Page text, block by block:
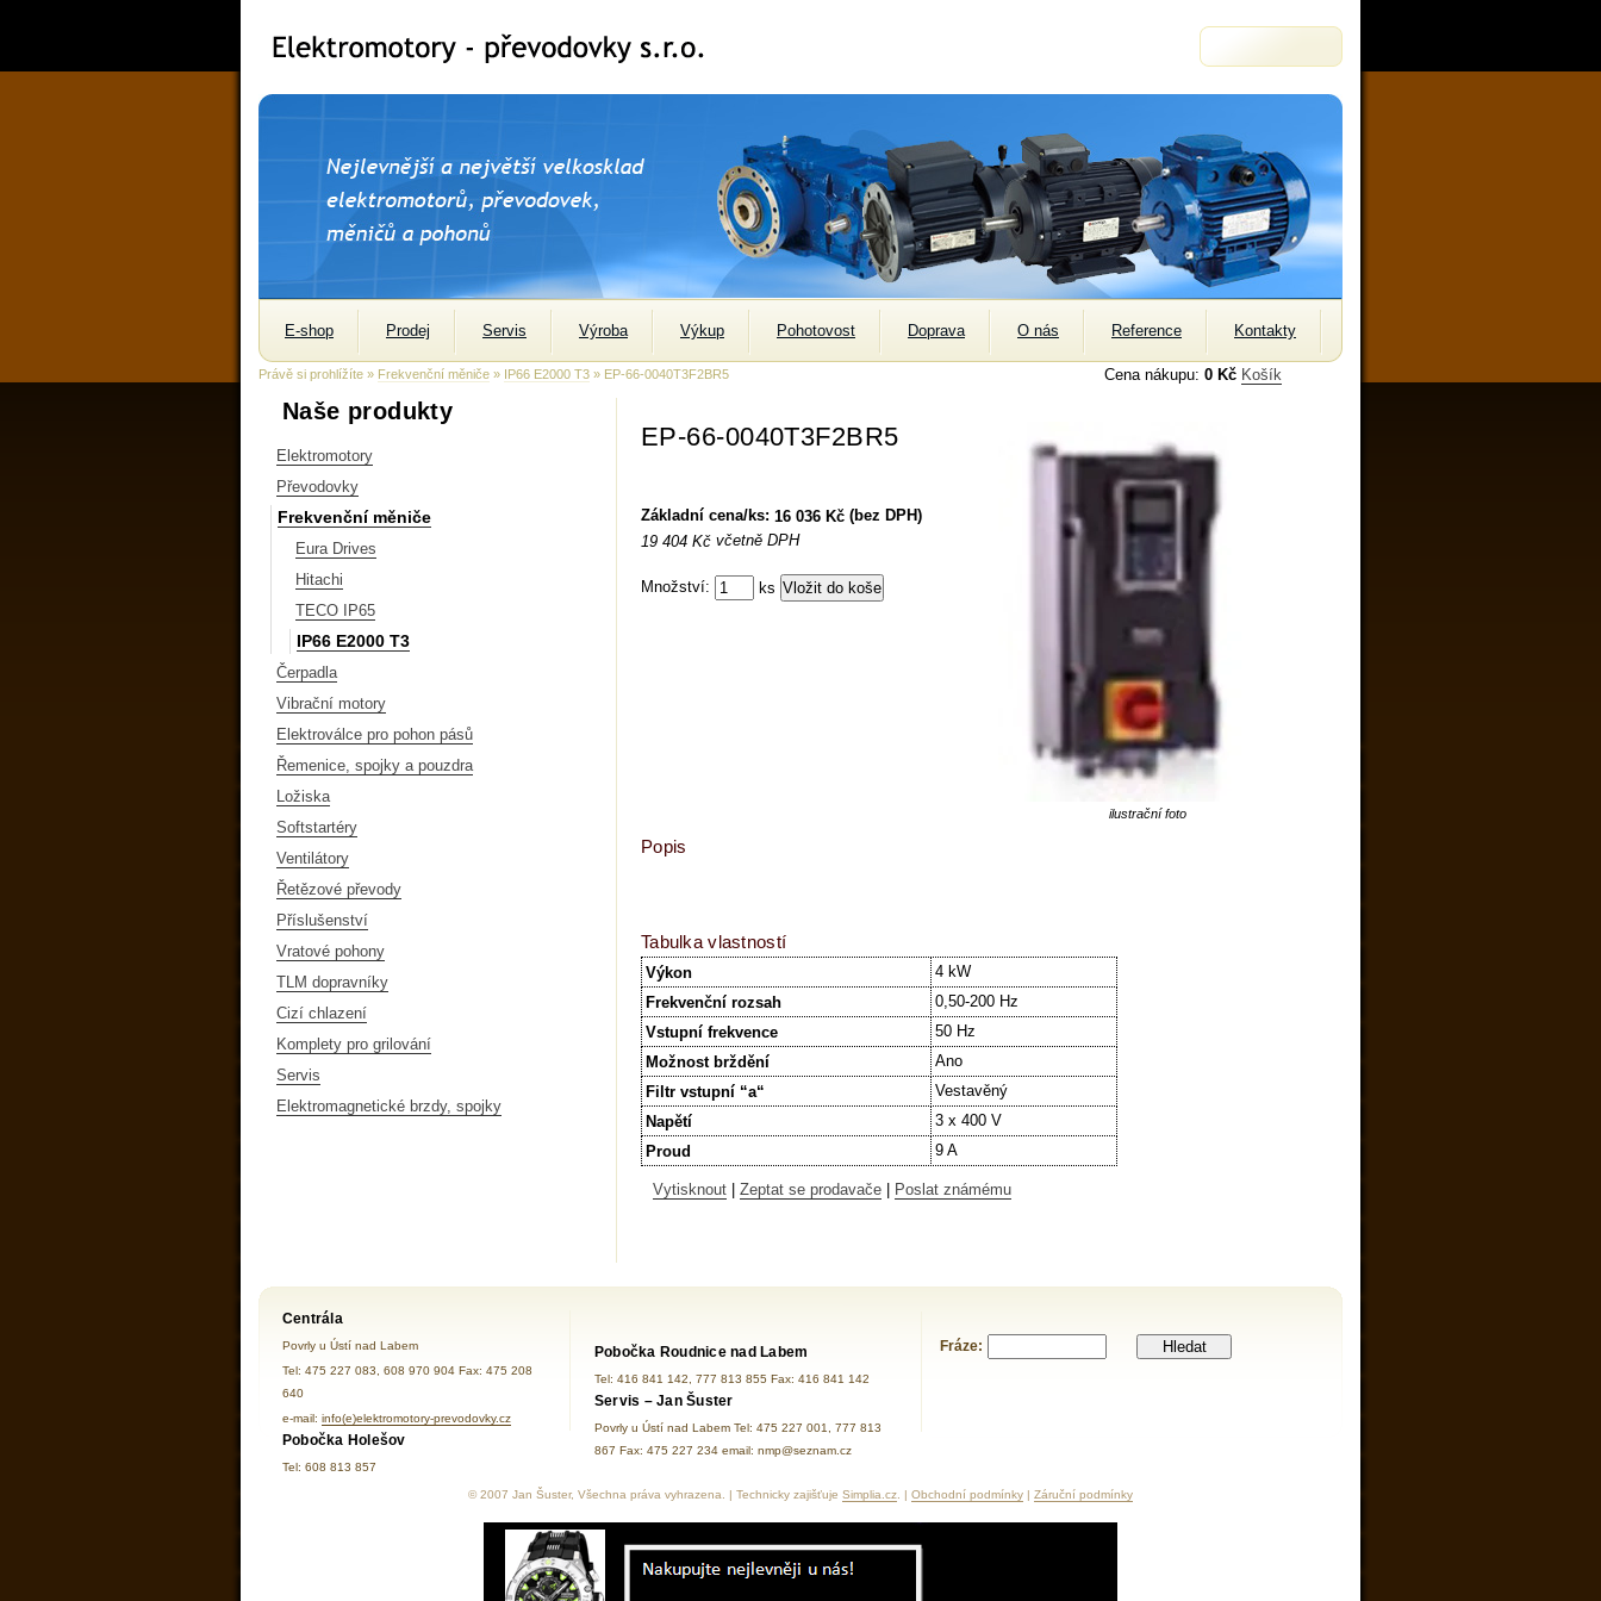
E-shop Prodej Servis Výroba Výkup Pohotovost Doprava O nás Reference Kontakty
Cena nákupu: 0 Kč Košík
Právě si prohlížíte » Frekvenční měniče » IP66 E2000 T3 » EP-66-0040T3F2BR5
Naše produkty
Elektromotory
Převodovky
Frekvenční měniče
Eura Drives
Hitachi
TECO IP65
IP66 E2000 T3
Čerpadla
Vibrační motory
Elektroválce pro pohon pásů
Řemenice, spojky a pouzdra
Ložiska
Softstartéry
Ventilátory
Řetězové převody
Příslušenství
Vratové pohony
TLM dopravníky
Cizí chlazení
Komplety pro grilování
Servis
Elektromagnetické brzdy, spojky
EP-66-0040T3F2BR5
Základní cena/ks: 16 036 Kč (bez DPH)
19 404 Kč včetně DPH
Množství: ks
ilustrační foto
Popis
Tabulka vlastností
Výkon
4 kW
Frekvenční rozsah
0,50-200 Hz
Vstupní frekvence
50 Hz
Možnost brždění
Ano
Filtr vstupní “a“
Vestavěný
Napětí
3 x 400 V
Proud
9 A
Vytisknout Zeptat se prodavače Poslat známému
Centrála
Povrly u Ústí nad Labem
Tel: 475 227 083, 608 970 904 Fax: 475 208
640
e-mail: info(e)elektromotory-prevodovky.cz
Pobočka Holešov
Tel: 608 813 857
Pobočka Roudnice nad Labem
Tel: 416 841 142, 777 813 855 Fax: 416 841 142
Servis – Jan Šuster
Povrly u Ústí nad Labem Tel: 475 227 001, 777 813
867 Fax: 475 227 234 email: nmp@seznam.cz
Fráze: Hledat
© 2007 Jan Šuster, Všechna práva vyhrazena. | Technicky zajišťuje Simplia.cz . | Obchodní podmínky | Záruční podmínky